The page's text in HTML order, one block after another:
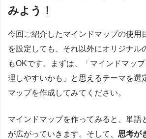
みよう！
今回ご紹介したマインドマップの使用
を設定しても、それ以外にオリジナル
もOKです。まずは、「マインドマッ
理しやすいかも」と思えるテーマを選
マップを作成してみてください。
マインドマップを作ってみると、単語
が広がっていきます。そして、 思考が